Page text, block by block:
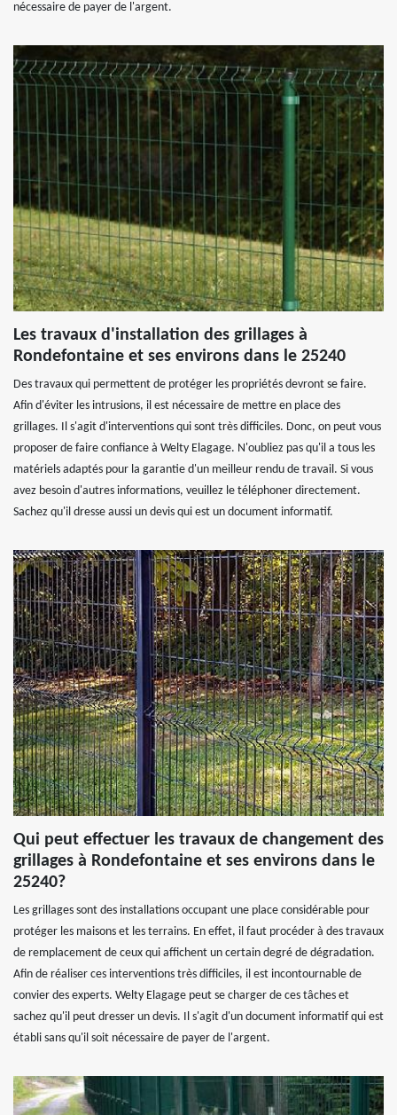
nécessaire de payer de l'argent.
Les travaux d'installation des grillages à
Rondefontaine et ses environs dans le 25240
Des travaux qui permettent de protéger les propriétés devront se faire.
Afin d'éviter les intrusions, il est nécessaire de mettre en place des
grillages. Il s'agit d'interventions qui sont très difficiles. Donc, on peut vous
proposer de faire confiance à Welty Elagage. N'oubliez pas qu'il a tous les
matériels adaptés pour la garantie d'un meilleur rendu de travail. Si vous
avez besoin d'autres informations, veuillez le téléphoner directement.
Sachez qu'il dresse aussi un devis qui est un document informatif.
Qui peut effectuer les travaux de changement des
grillages à Rondefontaine et ses environs dans le
25240?
Les grillages sont des installations occupant une place considérable pour
protéger les maisons et les terrains. En effet, il faut procéder à des travaux
de remplacement de ceux qui affichent un certain degré de dégradation.
Afin de réaliser ces interventions très difficiles, il est incontournable de
convier des experts. Welty Elagage peut se charger de ces tâches et
sachez qu'il peut dresser un devis. Il s'agit d'un document informatif qui est
établi sans qu'il soit nécessaire de payer de l'argent.